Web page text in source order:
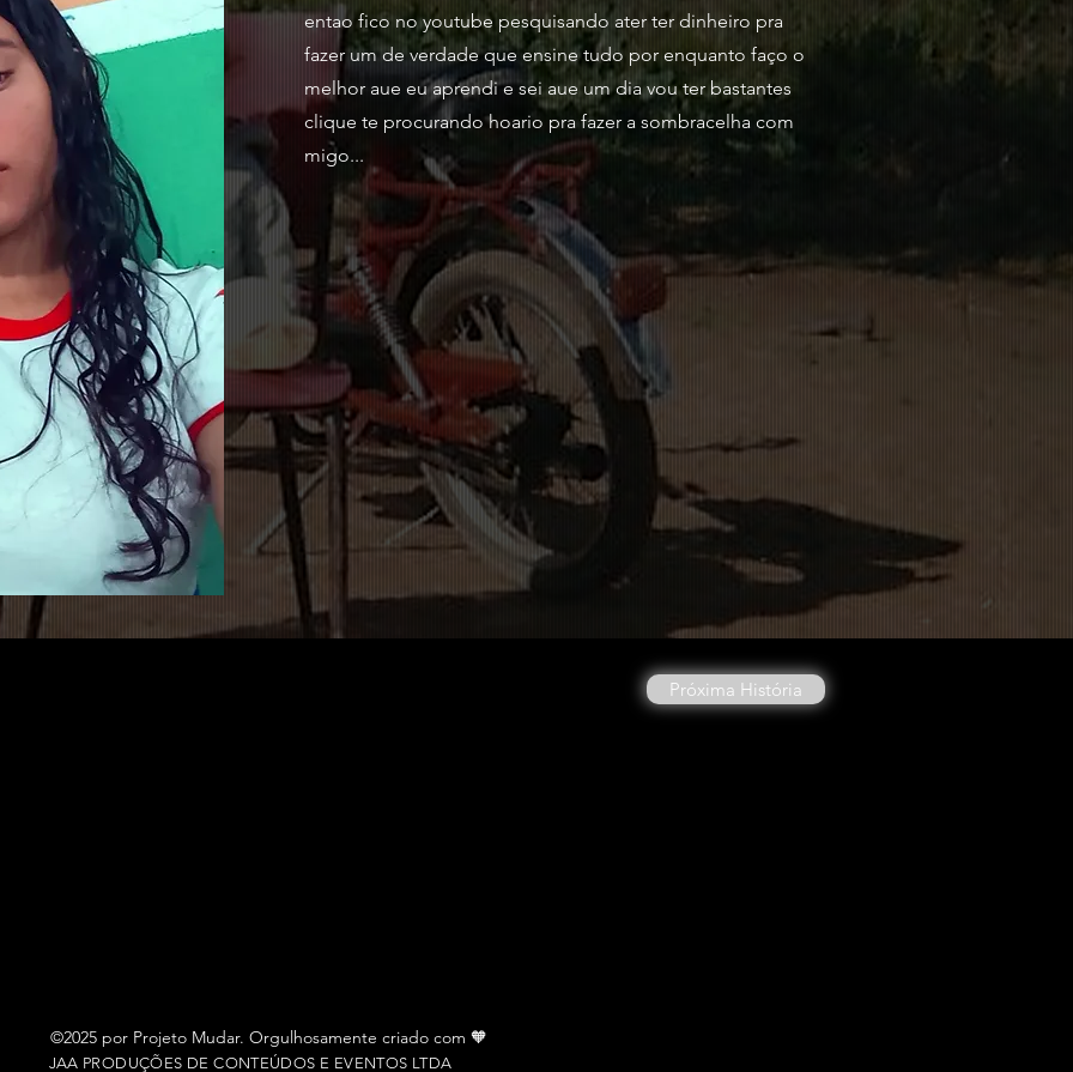
entao fico no youtube pesquisando ater ter dinheiro pra
fazer um de verdade que ensine tudo por enquanto faço o
melhor aue eu aprendi e sei aue um dia vou ter bastantes
clique te procurando hoario pra fazer a sombracelha com
migo...
Próxima História
©2025 por Projeto Mudar. Orgulhosamente criado com 🧡
JAA PRODUÇÕES DE CONTEÚDOS E EVENTOS LTDA